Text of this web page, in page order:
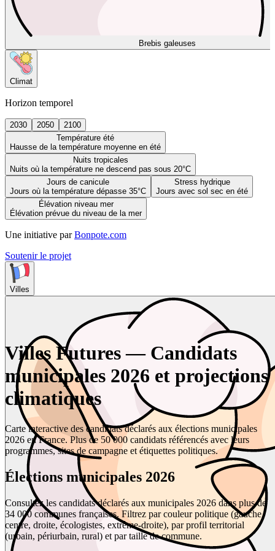
Brebis galeuses
Climat
Horizon temporel
2030 2050
2100
Température été
Hausse de la température moyenne en été
Nuits tropicales
Nuits où la température ne descend pas sous 20°C
Jours de canicule
Jours où la température dépasse 35°C
Stress hydrique
Jours avec sol sec en été
Élévation niveau mer
Élévation prévue du niveau de la mer
Une initiative par Bonpote.com
Soutenir le projet
Villes
Villes Futures — Candidats
municipales 2026 et projections
climatiques
Carte interactive des candidats déclarés aux élections municipales
2026 en France. Plus de 50 000 candidats référencés avec leurs
programmes, sites de campagne et étiquettes politiques.
Élections municipales 2026
Consultez les candidats déclarés aux municipales 2026 dans plus de
34 000 communes françaises. Filtrez par couleur politique (gauche,
centre, droite, écologistes, extrême-droite), par profil territorial
(urbain, périurbain, rural) et par taille de commune.